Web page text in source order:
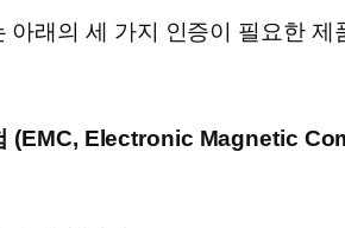
아래의 세 가지 인증이 필요한 제
(EMC, Electronic Magnetic